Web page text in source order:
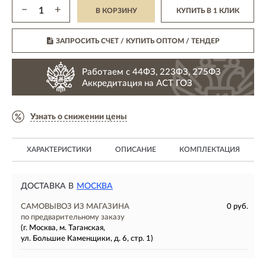
− + В КОРЗИНУ КУПИТЬ В 1 КЛИК
ЗАПРОСИТЬ СЧЕТ / КУПИТЬ ОПТОМ/ ТЕНДЕР
Работаем с 44ФЗ, 223ФЗ, 275ФЗ
Аккредитация на АСТ ГОЗ
Узнать о снижении цены
ХАРАКТЕРИСТИКИ ОПИСАНИЕ КОМПЛЕКТАЦИЯ
ДОСТАВКА В МОСКВА
САМОВЫВОЗ ИЗ МАГАЗИНА
0 руб.
по предварительному заказу
(г. Москва, м. Таганская,
ул. Большие Каменщики, д. 6, стр. 1)